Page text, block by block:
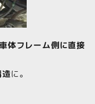
車体フレーム側に直接
に。